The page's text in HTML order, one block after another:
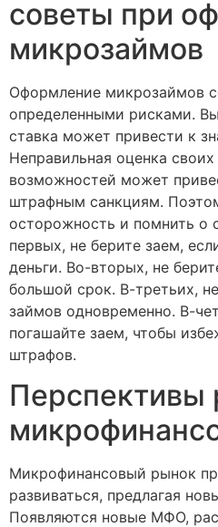
советы при
микрозаймов
Оформление микрозаймов
определенными рисками.
ставка может привести к
Неправильная оценка
возможностей может
штрафным санкциям.
осторожность и помнить о
первых, не берите заем,
деньги. Во-вторых, не
большой срок. В-третьих,
займов одновременно. В-
погашайте заем, чтобы
штрафов.
Перспективы
Микрофинансовый рынок
развиваться, предлагая
Появляются новые МФО,